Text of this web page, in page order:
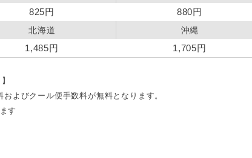
825円 880円
北海道 沖縄
1,485円 1,705円
よびクール便手数料が無料となります。
す